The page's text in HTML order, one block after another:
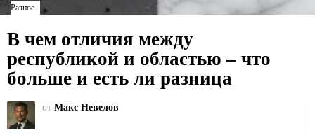
Разное
В чем отличия между
республикой и областью – что
больше и есть ли разница
от Макс Невелов